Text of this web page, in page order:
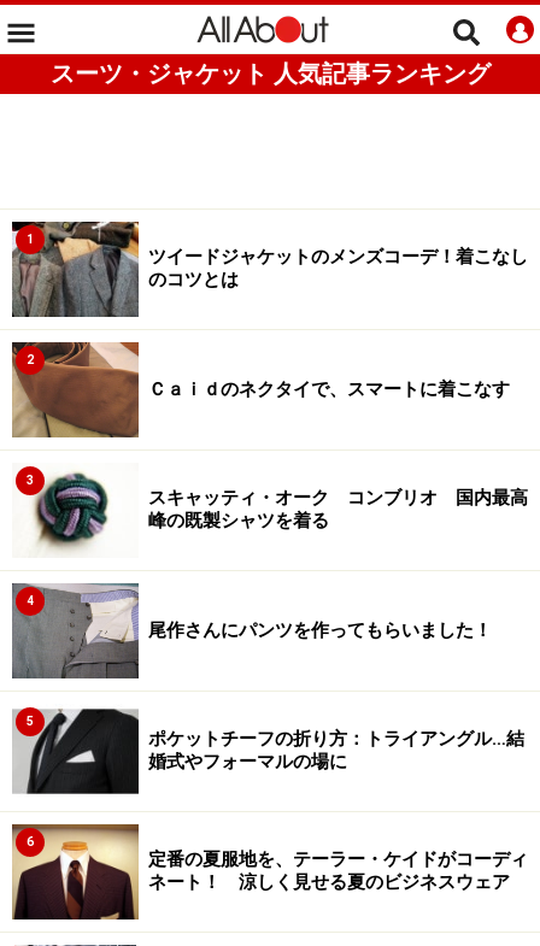
スーツ・ジャケット 人気記事ランキング
1
ツイードジャケットのメンズコーデ！着こなし
のコツとは
2
Ｃａｉｄのネクタイで、スマートに着こなす
3
スキャッティ・オーク コンブリオ 国内最高
峰の既製シャツを着る
4
尾作さんにパンツを作ってもらいました！
5
ポケットチーフの折り方：トライアングル…結
婚式やフォーマルの場に
6
定番の夏服地を、テーラー・ケイドがコーディ
ネート！ 涼しく見せる夏のビジネスウェア